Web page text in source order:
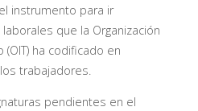
instrumento para ir
que la Organización
(OIT) ha codificado en
trabajadores.
pendientes en el